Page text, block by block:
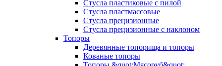
Стусла пластиковые с пилой
Стусла пластмассовые
Стусла прецизионные
Стусла прецизионные с наклоном
Топоры
Деревянные топорища и топоры
Кованые топоры